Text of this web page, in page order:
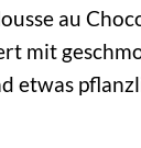
au
mit
etwas